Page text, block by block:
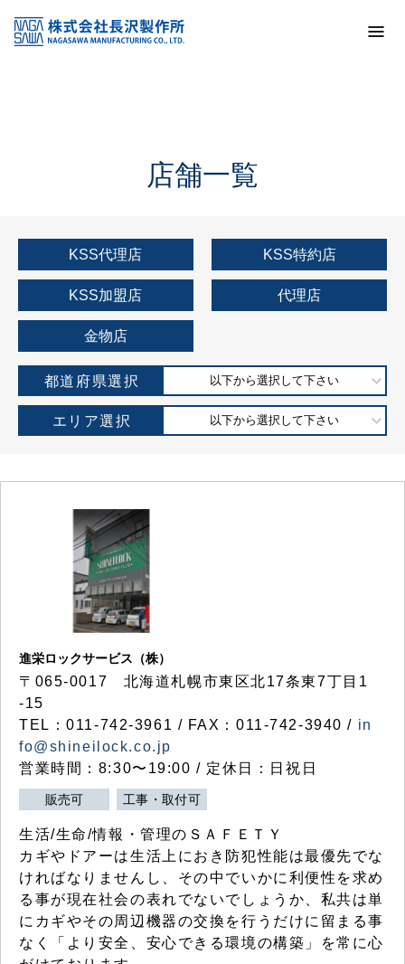
KSS加盟店・取扱店情報
店舗一覧
店舗一覧
KSS代理店 KSS特約店
KSS加盟店 代理店
金物店
都道府県選択 以下から選択して下さい
エリア選択 以下から選択して下さい
進栄ロックサービス（株）
〒065-0017 北海道札幌市東区北17条東7丁目1
-15
TEL：011-742-3961 / FAX：011-742-3940 / in
fo@shineilock.co.jp
営業時間：8:30〜19:00 / 定休日：日祝日
販売可 工事・取付可
生活/生命/情報・管理のＳＡＦＥＴＹ
カギやドアーは生活上におき防犯性能は最優先でな
ければなりませんし、その中でいかに利便性を求め
る事が現在社会の表れでないでしょうか、私共は単
にカギやその周辺機器の交換を行うだけに留まる事
なく「より安全、安心できる環境の構築」を常に心